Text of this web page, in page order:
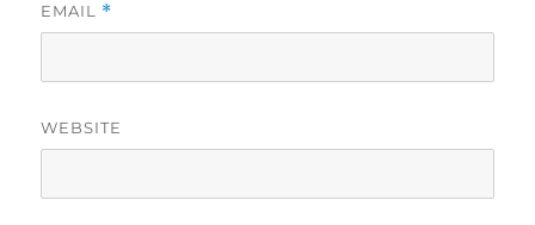
EMAIL *
WEBSITE